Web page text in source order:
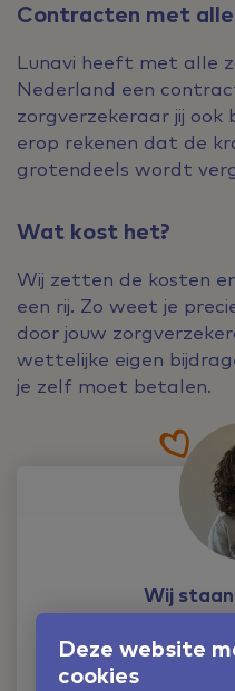
Deze website
cookies
Contracten met
Lunavi heeft met alle
Nederland een
zorgverzekeraar jij
erop rekenen dat de
grotendeels wordt
Wat kost het?
Wij zetten de kosten
een rij. Zo weet je
door jouw
wettelijke eigen
je zelf moet betalen.
Wij